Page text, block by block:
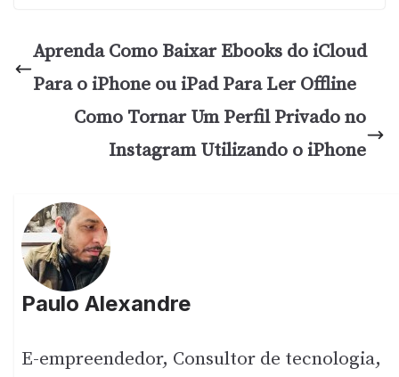
Aprenda Como Baixar Ebooks do iCloud
Para o iPhone ou iPad Para Ler Offline
Como Tornar Um Perfil Privado no
Instagram Utilizando o iPhone
Paulo Alexandre
E-empreendedor, Consultor de tecnologia,